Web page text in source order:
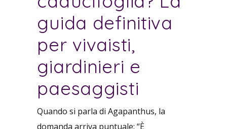
guida definitiva
per vivaisti,
giardinieri e
paesaggisti
Quando si parla di Agapanthus, la
domanda arriva puntuale: “È